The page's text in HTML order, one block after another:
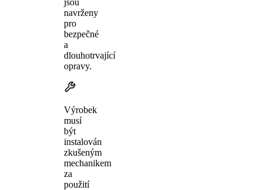
navrženy
pro
bezpečné
a
dlouhotrvající
opravy.
Výrobek
musí
být
instalován
zkušeným
mechanikem
za
použití